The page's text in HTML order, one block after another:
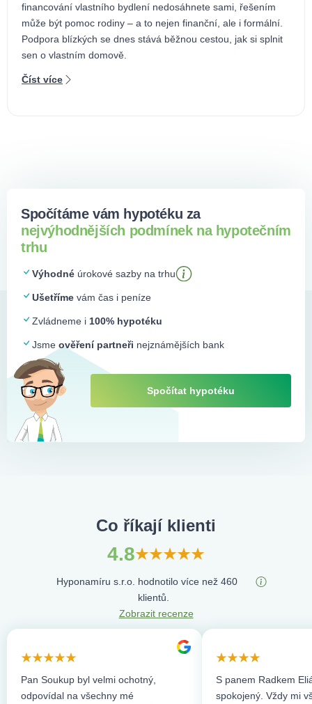
financování vlastního bydlení nedosáhnete sami, řešením
může být pomoc rodiny – a to nejen finanční, ale i formální.
Podpora blízkých se dnes stává běžnou cestou, jak si splnit
sen o vlastním domově.
Číst více
Spočítáme vám hypotéku za
nejvýhodnějších podmínek na hypotečním
trhu
Výhodné úrokové sazby na trhu
Ušetříme vám čas i peníze
Zvládneme i 100% hypotéku
Jsme ověření partneři nejznámějších bank
Spočítat hypotéku
Co říkají klienti
4.8
Hyponamíru s.r.o. hodnotilo více než 460
klientů.
Zobrazit recenze
Pan Soukup byl velmi ochotný,
odpovídal na všechny mé
S panem Radkem
spokojený. Vždy mi